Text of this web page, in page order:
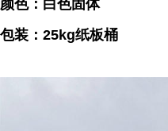
颜色：白色固体
包装：25kg纸板桶